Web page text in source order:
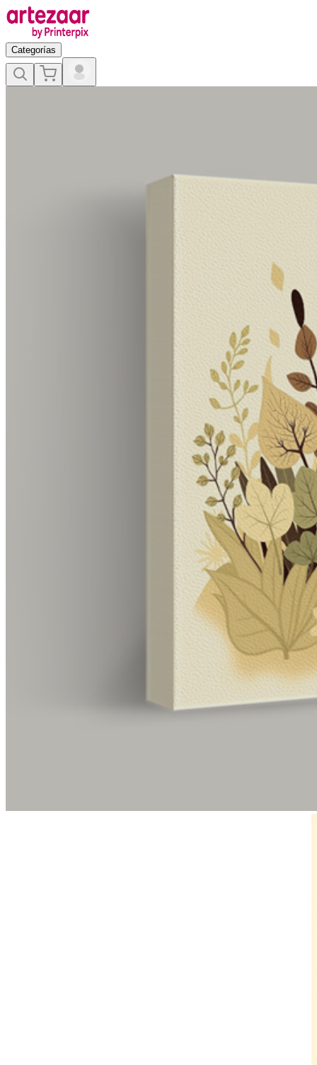
Categorías